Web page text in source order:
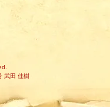
武田 佳樹